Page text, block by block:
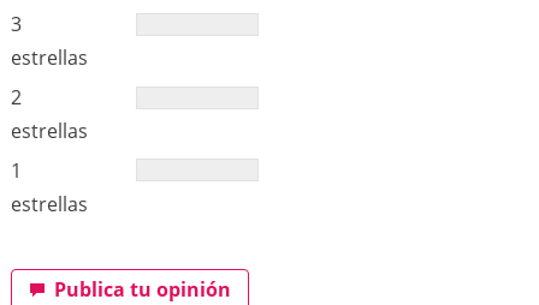
3
estrellas
2
estrellas
1
estrellas
Publica tu opinión